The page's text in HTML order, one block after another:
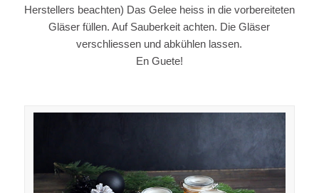
Herstellers beachten) Das Gelee heiss in die vorbereiteten
Gläser füllen. Auf Sauberkeit achten. Die Gläser
verschliessen und abkühlen lassen.
En Guete!